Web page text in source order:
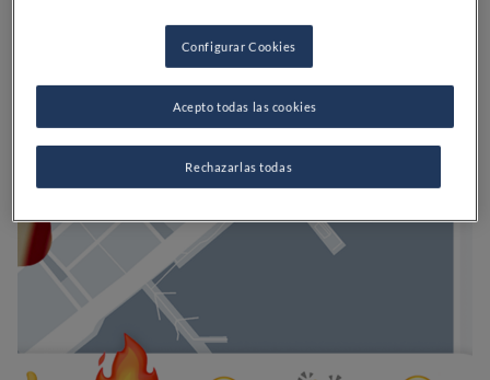
Configurar Cookies
Rechazarlas todas
Acepto todas las cookies